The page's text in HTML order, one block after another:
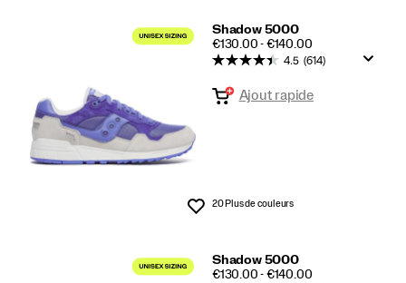
Shadow 5000
PRICE
€130.00 - €140.00
Liste de souhaits
4.5 (614)
Ajout rapide
20 Plus de couleurs
Shadow 5000
PRICE
€130.00 - €140.00